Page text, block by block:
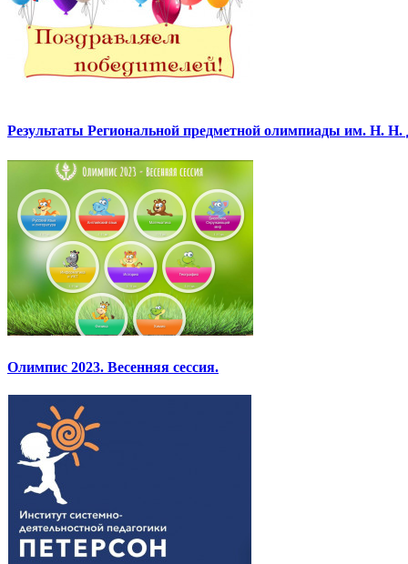
Результаты Региональной предметной олимпиады им. Н. Н.
Олимпис 2023. Весенняя сессия.